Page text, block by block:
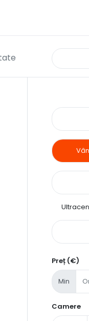
Preț (€)
Min
Camere